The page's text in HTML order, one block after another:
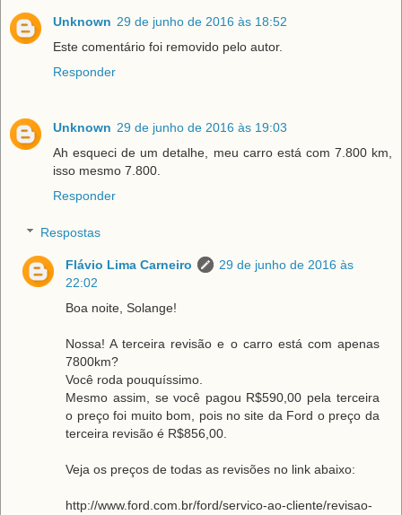
Unknown 29 de junho de 2016 às 18:52
Este comentário foi removido pelo autor.
Responder
Unknown 29 de junho de 2016 às 19:03
Ah esqueci de um detalhe, meu carro está com 7.800 km,
isso mesmo 7.800.
Responder
Respostas
Flávio Lima Carneiro
29 de junho de 2016 às
22:02
Boa noite, Solange!
Nossa! A terceira revisão e o carro está com apenas
7800km?
Você roda pouquíssimo.
Mesmo assim, se você pagou R$590,00 pela terceira
o preço foi muito bom, pois no site da Ford o preço da
terceira revisão é R$856,00.
Veja os preços de todas as revisões no link abaixo:
http://www.ford.com.br/ford/servico-ao-cliente/revisao-